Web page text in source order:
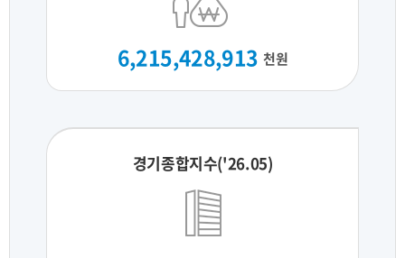
6,215,428,913 천원
경기종합지수('26.05)